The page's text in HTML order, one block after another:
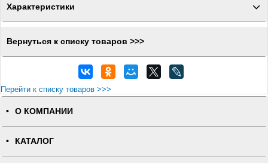
Характеристики
Вернуться к списку товаров >>>
Перейти к списку товаров >>>
О КОМПАНИИ
КАТАЛОГ